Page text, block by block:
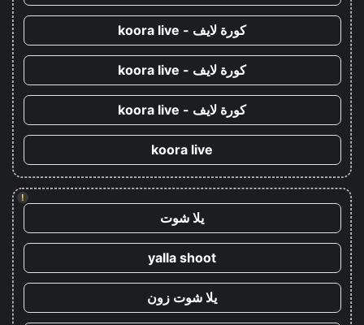
كورة لايف - koora live
كورة لايف - koora live
كورة لايف - koora live
koora live
!
يلا شوت
yalla shoot
يلا شوت زون